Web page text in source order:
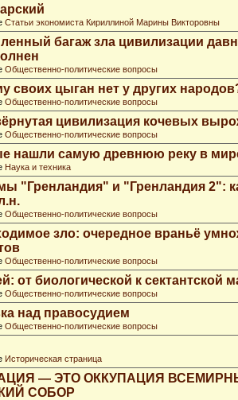
Статьи экономиста Кириллиной Марины Викторовны
багаж зла цивилизации
Общественно-политические вопросы
своих цыган нет у других
Общественно-политические вопросы
цивилизация кочевых
Общественно-политические вопросы
нашли самую древнюю реку в
Наука и техника
"Гренландия" и "Гренландия 2":
Общественно-политические вопросы
зло: очередное враньё
Общественно-политические вопросы
от биологической к сектантской
Общественно-политические вопросы
над правосудием
Общественно-политические вопросы
Историческая страница
— ЭТО ОККУПАЦИЯ
СОБОР